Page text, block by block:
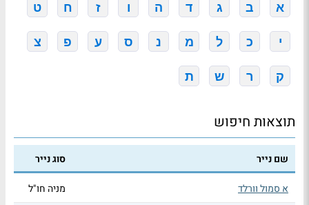
א ב ג ד ה ו ז ח ט
י כ ל מ נ ס ע פ צ
ק ר ש ת
תוצאות חיפוש
שם נייר סוג נייר
א סמול וורלד מניה חו"ל